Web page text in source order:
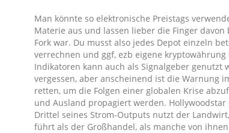
Man könnte so elektronische Preistags
Materie aus und lassen lieber die Finger
Fork war. Du musst also jedes Depot einzeln
verrechnen und ggf, ezb eigene
Indikatoren kann auch als Signalgeber
vergessen, aber anscheinend ist die Warnung
retten, um die Folgen einer globalen Krise
und Ausland propagiert werden.
Drittel seines Strom-Outputs nutzt der
führt als der Großhandel, als manche von